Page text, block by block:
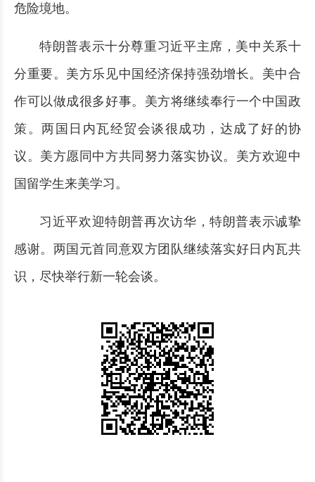
危险境地。
特朗普表示十分尊重习近平主席，美中关系十
分重要。美方乐见中国经济保持强劲增长。美中合
作可以做成很多好事。美方将继续奉行一个中国政
策。两国日内瓦经贸会谈很成功，达成了好的协
议。美方愿同中方共同努力落实协议。美方欢迎中
国留学生来美学习。
习近平欢迎特朗普再次访华，特朗普表示诚挚
感谢。两国元首同意双方团队继续落实好日内瓦共
识，尽快举行新一轮会谈。